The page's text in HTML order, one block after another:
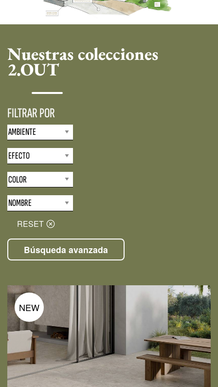
Nuestras colecciones
2.OUT
FILTRAR POR
RESET
Búsqueda avanzada
NEW